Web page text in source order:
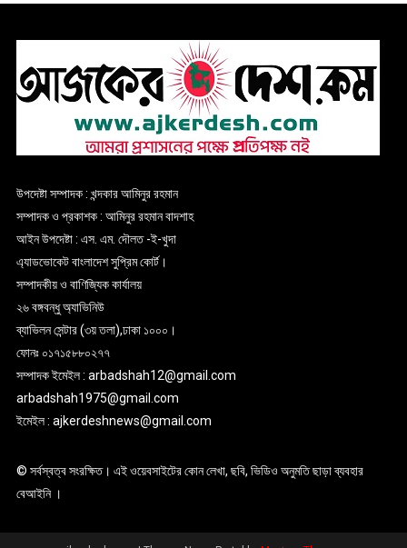
উপদেষ্টা সম্পাদক : খন্দকার আমিনুর রহমান
সম্পাদক ও প্রকাশক : আমিনুর রহমান বাদশাহ
আইন উপদেষ্টা : এস. এম. দৌলত -ই-খুদা
এ্যাডভোকেট বাংলাদেশ সুপ্রিম কোর্ট।
সম্পাদকীয় ও বাণিজ্যিক কার্যালয়
২৬ বঙ্গবন্ধু অ্যাভিনিউ
ব্যাভিলন সেন্টার (৩য় তলা),ঢাকা ১০০০।
ফোনঃ ০১৭১৫৮৮০২৭৭
সম্পাদক ইমেইল : arbadshah12@gmail.com
arbadshah1975@gmail.com
ইমেইল : ajkerdeshnews@gmail.com
© সর্বস্বত্ব সংরক্ষিত। এই ওয়েবসাইটের কোন লেখা, ছবি, ভিডিও অনুমতি ছাড়া ব্যবহার
বেআইনি ।